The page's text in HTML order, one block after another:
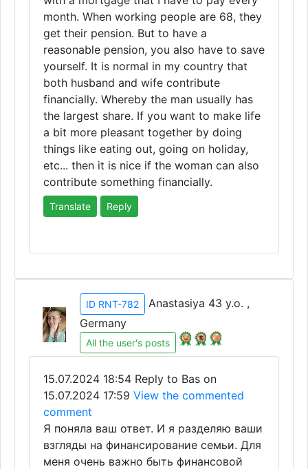
month. When working people are 68, they
get their pension. But to have a
reasonable pension, you also have to save
yourself. It is normal in my country that
both husband and wife contribute
financially. Whereby the man usually has
the largest share. If you want to make life
a bit more pleasant together by doing
things like eating out, going on holiday,
etc... then it is nice if the woman can also
contribute something financially.
Translate Reply
ID RNT-782
Anastasiya 43 y.o. ,
Germany
All the user's posts
15.07.2024 18:54 Reply to Bas on
15.07.2024 17:59 View the commented
comment
Я поняла ваш ответ. И я разделяю ваши
взгляды на финансирование семьи. Для
меня очень важно быть финансовой